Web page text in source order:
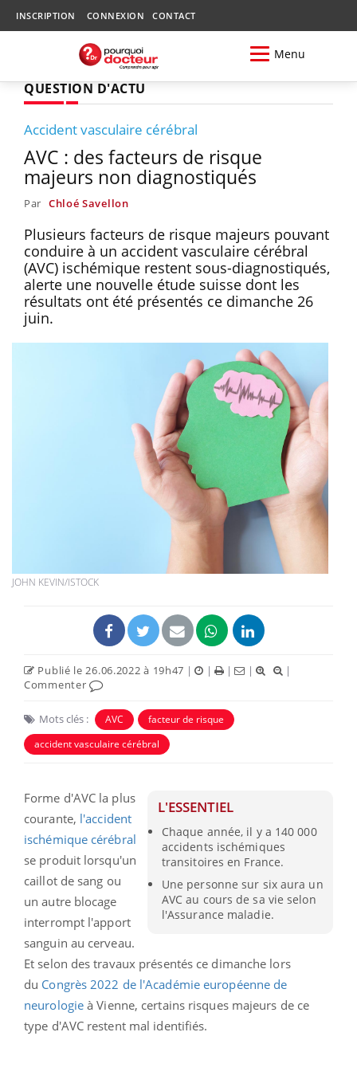
INSCRIPTION CONNEXION CONTACT
Menu
QUESTION D'ACTU
Accident vasculaire cérébral
AVC : des facteurs de risque
majeurs non diagnostiqués
Par Chloé Savellon
Plusieurs facteurs de risque majeurs pouvant
conduire à un accident vasculaire cérébral
(AVC) ischémique restent sous-diagnostiqués,
alerte une nouvelle étude suisse dont les
résultats ont été présentés ce dimanche 26
juin.
JOHN KEVIN/ISTOCK
Publié le 26.06.2022 à 19h47 | | | |
|
Commenter
Mots clés : AVC
facteur de risque
accident vasculaire cérébral
L'ESSENTIEL
Chaque année, il y a 140 000
accidents ischémiques
transitoires en France.
Une personne sur six aura un
AVC au cours de sa vie selon
l'Assurance maladie.
Forme d'AVC la plus
courante, l'accident
ischémique cérébral
se produit lorsqu'un
caillot de sang ou
un autre blocage
interrompt l'apport
sanguin au cerveau.
Et selon des travaux présentés ce dimanche lors
du Congrès 2022 de l'Académie européenne de
neurologie à Vienne, certains risques majeurs de ce
type d'AVC restent mal identifiés.